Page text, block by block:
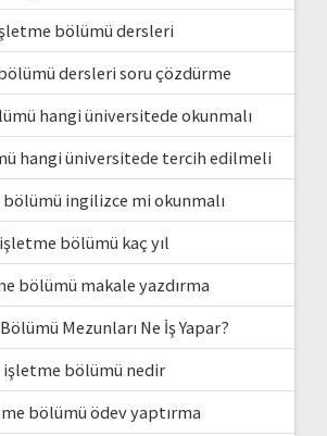
bölümü dersleri
dersleri soru çözdürme
hangi üniversitede okunmalı
hangi üniversitede tercih edilmeli
ingilizce mi okunmalı
işletme bölümü kaç yıl
bölümü makale yazdırma
Mezunları Ne İş Yapar?
işletme bölümü nedir
bölümü ödev yaptırma